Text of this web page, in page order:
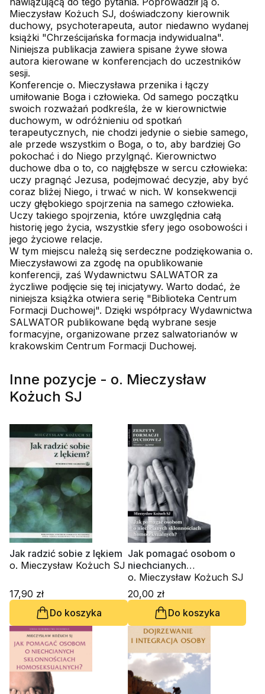
Mieczysław Kożuch SJ, doświadczony kierownik
duchowy, psychoterapeuta, autor niedawno wydanej
książki "Chrześcijańska formacja indywidualna".
Niniejsza publikacja zawiera spisane żywe słowa
autora kierowane w konferencjach do uczestników
sesji.
Konferencje o. Mieczysława przenika i łączy
umiłowanie Boga i człowieka. Od samego początku
swoich rozważań podkreśla, że w kierownictwie
duchowym, w odróżnieniu od spotkań
terapeutycznych, nie chodzi jedynie o siebie samego,
ale przede wszystkim o Boga, o to, aby bardziej Go
pokochać i do Niego przylgnąć. Kierownictwo
duchowe dba o to, co najgłębsze w sercu człowieka:
uczy pragnąć Jezusa, podejmować decyzje, aby być
coraz bliżej Niego, i trwać w nich. W konsekwencji
uczy głębokiego spojrzenia na samego człowieka.
Uczy takiego spojrzenia, które uwzględnia całą
historię jego życia, wszystkie sfery jego osobowości i
jego życiowe relacje.
W tym miejscu należą się serdeczne podziękowania o.
Mieczysławowi za zgodę na opublikowanie
konferencji, zaś Wydawnictwu SALWATOR za
życzliwe podjęcie się tej inicjatywy. Warto dodać, że
niniejsza książka otwiera serię "Biblioteka Centrum
Formacji Duchowej". Dzięki współpracy Wydawnictwa
SALWATOR publikowane będą wybrane sesje
formacyjne, organizowane przez salwatorianów w
krakowskim Centrum Formacji Duchowej.
Inne pozycje - o. Mieczysław
Kożuch SJ
Jak radzić sobie z lękiem
o. Mieczysław Kożuch SJ
17,90 zł
Do koszyka
Jak pomagać osobom o
niechcianych
skłonnościach
homoseksualnych? Zeszyt
Formacji Duchowej nr 55
o. Mieczysław Kożuch SJ
20,00 zł
Do koszyka